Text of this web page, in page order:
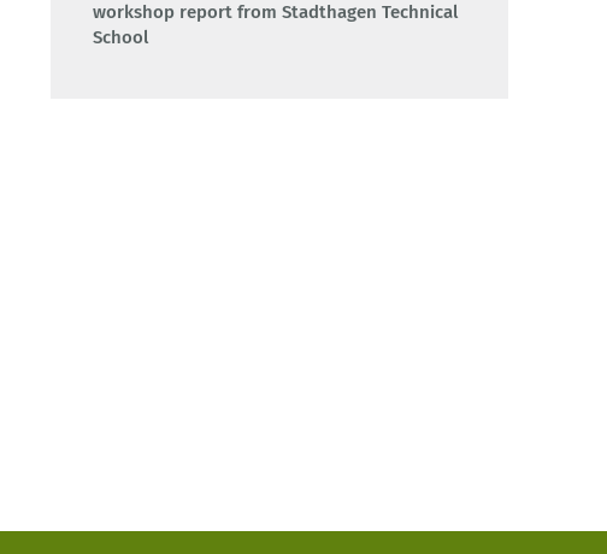
workshop report from Stadthagen Technical
School